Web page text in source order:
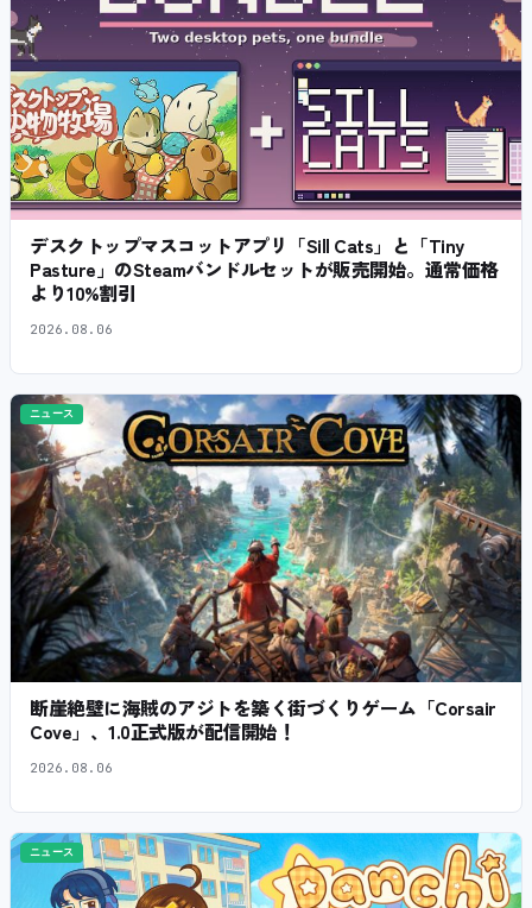
デスクトップマスコットアプリ「Sill Cats」と「Tiny
Pasture」のSteamバンドルセットが販売開始。通常価格
より10%割引
2026.08.06
ニュース
断崖絶壁に海賊のアジトを築く街づくりゲーム「Corsair
Cove」、1.0正式版が配信開始！
2026.08.06
ニュース